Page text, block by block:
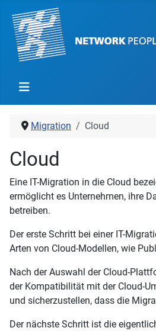
Migration Cloud
Cloud
Eine IT-Migration in die Cloud
ermöglicht es Unternehmen, ihre
betreiben.
Der erste Schritt bei einer IT-
Arten von Cloud-Modellen, wie
Nach der Auswahl der Cloud-
der Kompatibilität mit der Cloud-
und sicherzustellen, dass die
Der nächste Schritt ist die